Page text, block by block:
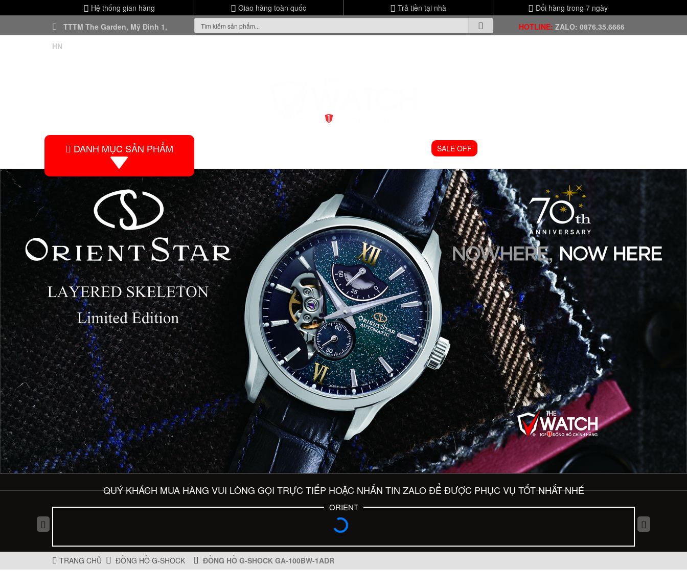
Hệ thống gian hàng Giao hàng toàn quốc Trả tiền tại nhà
Đổi hàng trong 7 ngày
TTTM The Garden, Mỹ Đình 1,
HN
HOTLINE: ZALO: 0876.35.6666
DANH MỤC SẢN PHẨM SALE OFF
QUÝ KHÁCH MUA HÀNG VUI LÒNG GỌI TRỰC TIẾP HOẶC NHẮN TIN ZALO ĐỂ ĐƯỢC PHỤC VỤ TỐT NHẤT NHÉ
ORIENT
TRANG CHỦ ĐỒNG HỒ G-SHOCK ĐỒNG HỒ G-SHOCK GA-100BW-1ADR